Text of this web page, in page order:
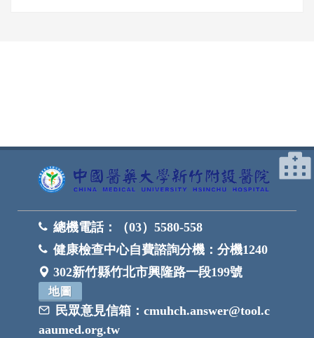
總機電話：
（03）5580-558
健康檢查中心自費諮詢分機： 分機1240
302新竹縣竹北市興隆路一段199號
地圖
民眾意見信箱： cmuhch.answer@tool.c
aaumed.org.tw